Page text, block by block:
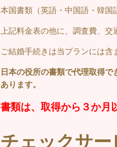
本国書類（英語・中国語・韓国
上記料金表の他に、調査費、
ご結婚手続きは当プランには含
日本の役所の書類で代理取得
あります。
書類は、取得から３か月
チェックサー